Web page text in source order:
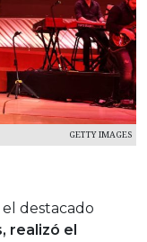
GETTY IMAGES
destacado
realizó el